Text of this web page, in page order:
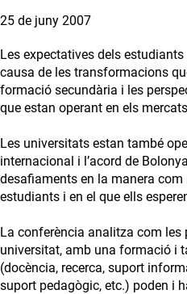
25 de juny 2007
Les expectatives dels
causa de les transformacions
formació secundària i les
que estan operant en els
Les universitats estan també
internacional i l’acord de
desafiaments en la manera
estudiants i en el que ells
La conferència analitza com les
universitat, amb una formació i
(docència, recerca, suport
suport pedagògic, etc.) poden i